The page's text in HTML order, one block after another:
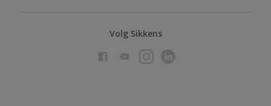
Volg Sikkens